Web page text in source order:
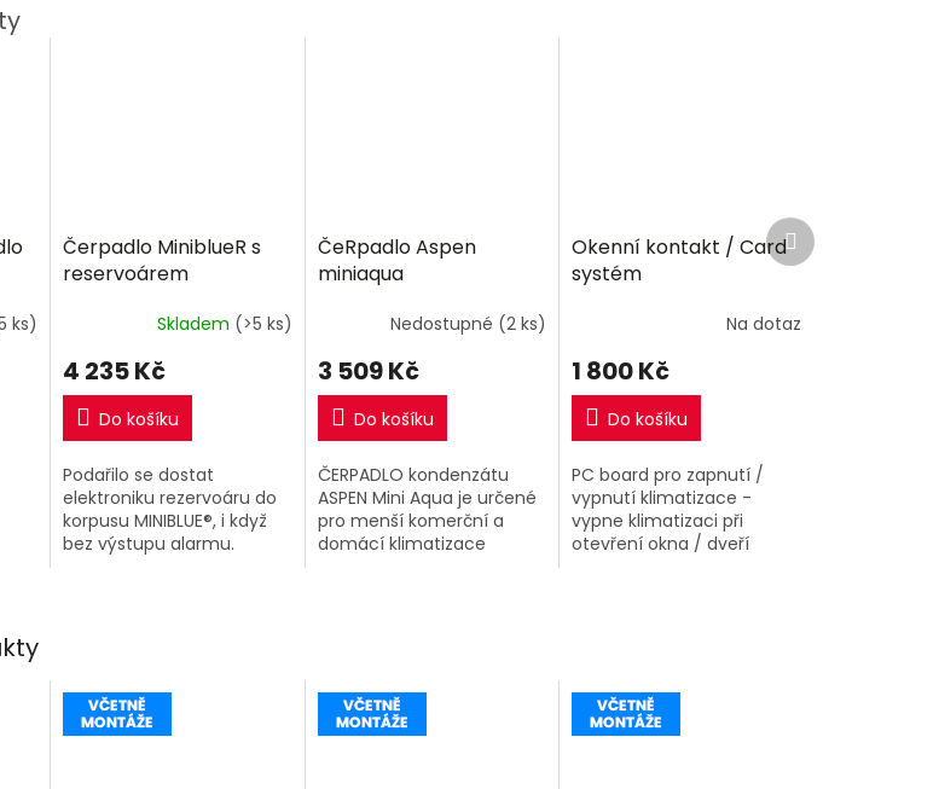
ks)
Čerpadlo MiniblueR s
reservoárem
Skladem (>5 ks)
4 235 Kč
Do košíku
Podařilo se dostat
elektroniku rezervoáru do
korpusu MINIBLUE®, i když
bez výstupu alarmu.
ČeRpadlo Aspen
miniaqua
Nedostupné (2 ks)
3 509 Kč
Do košíku
ČERPADLO kondenzátu
ASPEN Mini Aqua je určené
pro menší komerční a
domácí klimatizace
Okenní kontakt / Card
systém
Na dotaz
1 800 Kč
Do košíku
PC board pro zapnutí /
vypnutí klimatizace -
vypne klimatizaci při
otevření okna / dveří
Další
produkt